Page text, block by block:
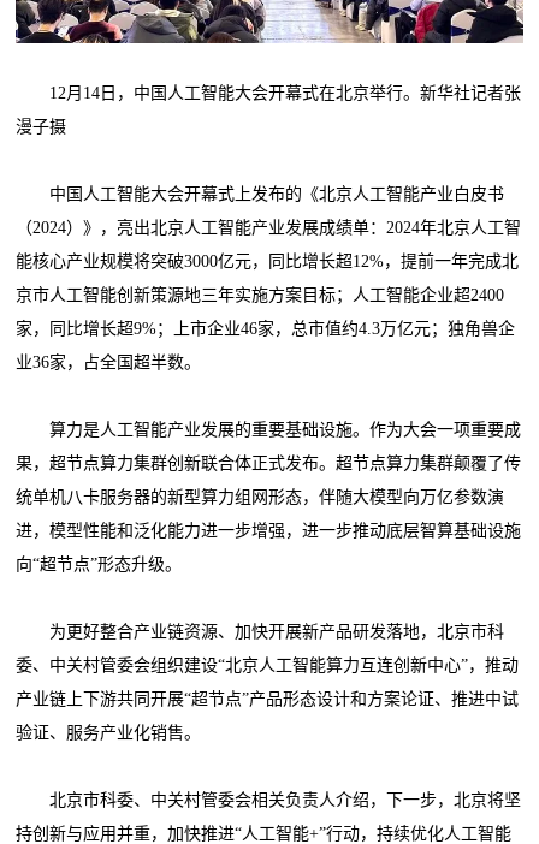
12月14日，中国人工智能大会开幕式在北京举行。新华社记者张
漫子摄
中国人工智能大会开幕式上发布的《北京人工智能产业白皮书
（2024）》，亮出北京人工智能产业发展成绩单：2024年北京人工智
能核心产业规模将突破3000亿元，同比增长超12%，提前一年完成北
京市人工智能创新策源地三年实施方案目标；人工智能企业超2400
家，同比增长超9%；上市企业46家，总市值约4.3万亿元；独角兽企
业36家，占全国超半数。
算力是人工智能产业发展的重要基础设施。作为大会一项重要成
果，超节点算力集群创新联合体正式发布。超节点算力集群颠覆了传
统单机八卡服务器的新型算力组网形态，伴随大模型向万亿参数演
进，模型性能和泛化能力进一步增强，进一步推动底层智算基础设施
向“超节点”形态升级。
为更好整合产业链资源、加快开展新产品研发落地，北京市科
委、中关村管委会组织建设“北京人工智能算力互连创新中心”，推动
产业链上下游共同开展“超节点”产品形态设计和方案论证、推进中试
验证、服务产业化销售。
北京市科委、中关村管委会相关负责人介绍，下一步，北京将坚
持创新与应用并重，加快推进“人工智能+”行动，持续优化人工智能